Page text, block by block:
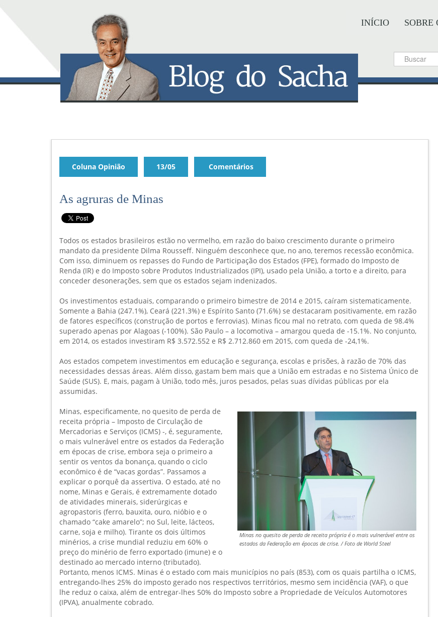
INÍCIO SOBRE
Coluna Opinião 13/05 Comentários
As agruras de Minas
Todos os estados brasileiros estão no vermelho, em razão do baixo crescimento durante o primeiro
mandato da presidente Dilma Rousseff. Ninguém desconhece que, no ano, teremos recessão econômica.
Com isso, diminuem os repasses do Fundo de Participação dos Estados (FPE), formado do Imposto de
Renda (IR) e do Imposto sobre Produtos Industrializados (IPI), usado pela União, a torto e a direito, para
conceder desonerações, sem que os estados sejam indenizados.
Os investimentos estaduais, comparando o primeiro bimestre de 2014 e 2015, caíram sistematicamente.
Somente a Bahia (247.1%), Ceará (221.3%) e Espírito Santo (71.6%) se destacaram positivamente, em razão
de fatores específicos (construção de portos e ferrovias). Minas ficou mal no retrato, com queda de 98.4%
superado apenas por Alagoas (-100%). São Paulo – a locomotiva – amargou queda de -15.1%. No conjunto,
em 2014, os estados investiram R$ 3.572.552 e R$ 2.712.860 em 2015, com queda de -24,1%.
Aos estados competem investimentos em educação e segurança, escolas e prisões, à razão de 70% das
necessidades dessas áreas. Além disso, gastam bem mais que a União em estradas e no Sistema Único de
Saúde (SUS). E, mais, pagam à União, todo mês, juros pesados, pelas suas dívidas públicas por ela
assumidas.
Minas no quesito de perda de receita própria é o mais vulnerável entre os
estados da Federação em épocas de crise. / Foto de World Steel
Minas, especificamente, no quesito de perda de
receita própria – Imposto de Circulação de
Mercadorias e Serviços (ICMS) -, é, seguramente,
o mais vulnerável entre os estados da Federação
em épocas de crise, embora seja o primeiro a
sentir os ventos da bonança, quando o ciclo
econômico é de “vacas gordas”. Passamos a
explicar o porquê da assertiva. O estado, até no
nome, Minas e Gerais, é extremamente dotado
de atividades minerais, siderúrgicas e
agropastoris (ferro, bauxita, ouro, nióbio e o
chamado “cake amarelo”; no Sul, leite, lácteos,
carne, soja e milho). Tirante os dois últimos
minérios, a crise mundial reduziu em 60% o
preço do minério de ferro exportado (imune) e o
destinado ao mercado interno (tributado).
Portanto, menos ICMS. Minas é o estado com mais municípios no país (853), com os quais partilha o ICMS,
entregando-lhes 25% do imposto gerado nos respectivos territórios, mesmo sem incidência (VAF), o que
lhe reduz o caixa, além de entregar-lhes 50% do Imposto sobre a Propriedade de Veículos Automotores
(IPVA), anualmente cobrado.